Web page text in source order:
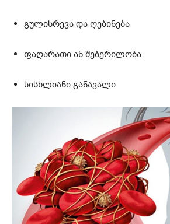
გულისრევა და ღებინება
ფაღარათი ან შებერილობა
სისხლიანი განავალი